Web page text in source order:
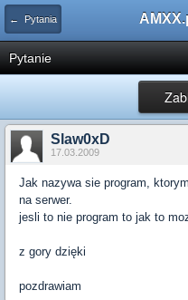
← Pytania
Pytanie
Slaw0xD
17.03.2009
Jak nazywa sie program,
na serwer.
jesli to nie program to jak to
z gory dzięki
pozdrawiam